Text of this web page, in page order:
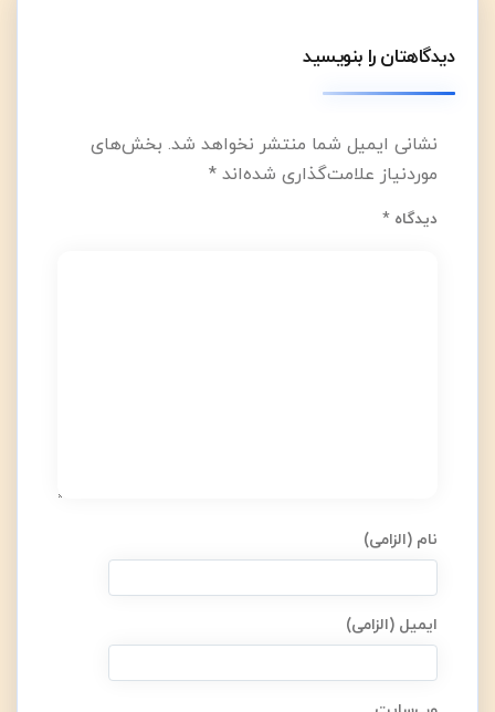
دیدگاهتان را بنویسید
نشانی ایمیل شما منتشر نخواهد شد. بخش‌های
موردنیاز علامت‌گذاری شده‌اند*
دیدگاه*
نام (الزامی)
ایمیل (الزامی)